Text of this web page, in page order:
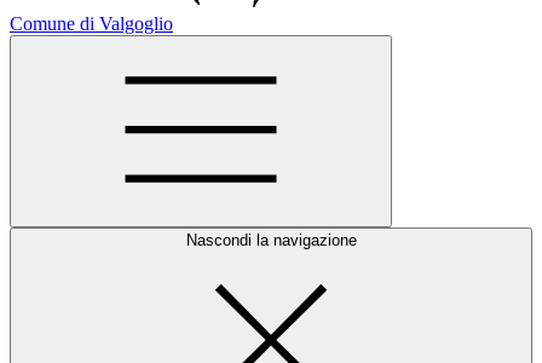
Comune di Valgoglio
Nascondi la navigazione